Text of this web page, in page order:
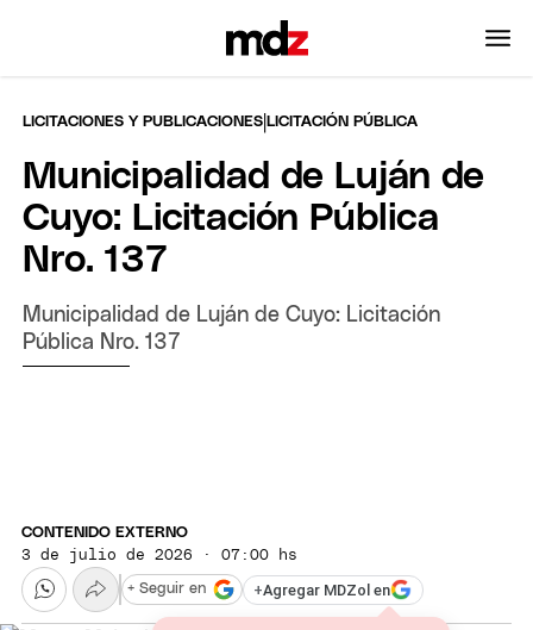
LICITACIONES Y PUBLICACIONES |LICITACIÓN PÚBLICA
Municipalidad de Luján de
Cuyo: Licitación Pública
Nro. 137
Municipalidad de Luján de Cuyo: Licitación
Pública Nro. 137
CONTENIDO EXTERNO
3 de julio de 2026 · 07:00 hs
+Agregar MDZol en
+ Seguir en